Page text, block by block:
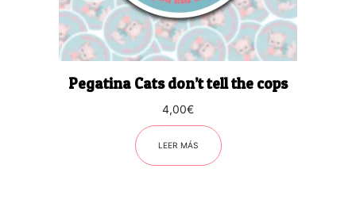
Pegatina Cats don’t tell the cops
4,00€
LEER MÁS